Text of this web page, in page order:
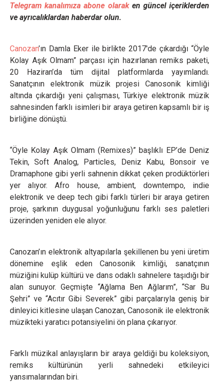
Telegram kanalımıza abone olaraken güncel içeriklerden
ve ayrıcalıklardan haberdar olun.
Canozan’ın Damla Eker ile birlikte 2017'de çıkardığı “Öyle
Kolay Aşık Olmam” parçası için hazırlanan remiks paketi,
20 Haziran’da tüm dijital platformlarda yayımlandı.
Sanatçının elektronik müzik projesi Canosonik kimliği
altında çıkardığı yeni çalışması, Türkiye elektronik müzik
sahnesinden farklı isimleri bir araya getiren kapsamlı bir iş
birliğine dönüştü.
“Öyle Kolay Aşık Olmam (Remixes)” başlıklı EP’de Deniz
Tekin, Soft Analog, Particles, Deniz Kabu, Bonsoir ve
Dramaphone gibi yerli sahnenin dikkat çeken prodüktörleri
yer alıyor. Afro house, ambient, downtempo, indie
elektronik ve deep tech gibi farklı türleri bir araya getiren
proje, şarkının duygusal yoğunluğunu farklı ses paletleri
üzerinden yeniden ele alıyor.
Canozan’ın elektronik altyapılarla şekillenen bu yeni üretim
dönemine eşlik eden Canosonik kimliği, sanatçının
müziğini kulüp kültürü ve dans odaklı sahnelere taşıdığı bir
alan sunuyor. Geçmişte “Ağlama Ben Ağlarım”, “Sar Bu
Şehri” ve “Acıtır Gibi Severek” gibi parçalarıyla geniş bir
dinleyici kitlesine ulaşan Canozan, Canosonik ile elektronik
müzikteki yaratıcı potansiyelini ön plana çıkarıyor.
Farklı müzikal anlayışların bir araya geldiği bu koleksiyon,
remiks kültürünün yerli sahnedeki etkileyici
yansımalarından biri.